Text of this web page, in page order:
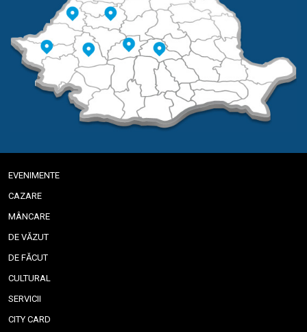
EVENIMENTE
CAZARE
MÂNCARE
DE VĂZUT
DE FĂCUT
CULTURAL
SERVICII
CITY CARD